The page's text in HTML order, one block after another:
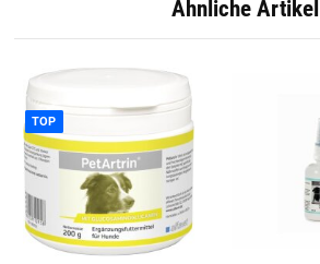
Ähnliche Artikel
TOP